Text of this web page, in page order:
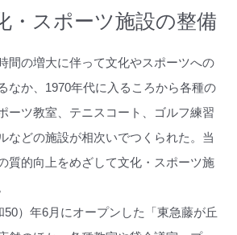
・スポーツ施設の整備
間の増大に伴って文化やスポーツへの
なか、1970年代に入るころから各種の
ーツ教室、テニスコート、ゴルフ練習
などの施設が相次いでつくられた。当
質的向上をめざして文化・スポーツ施
50）年6月にオープンした「東急藤が丘